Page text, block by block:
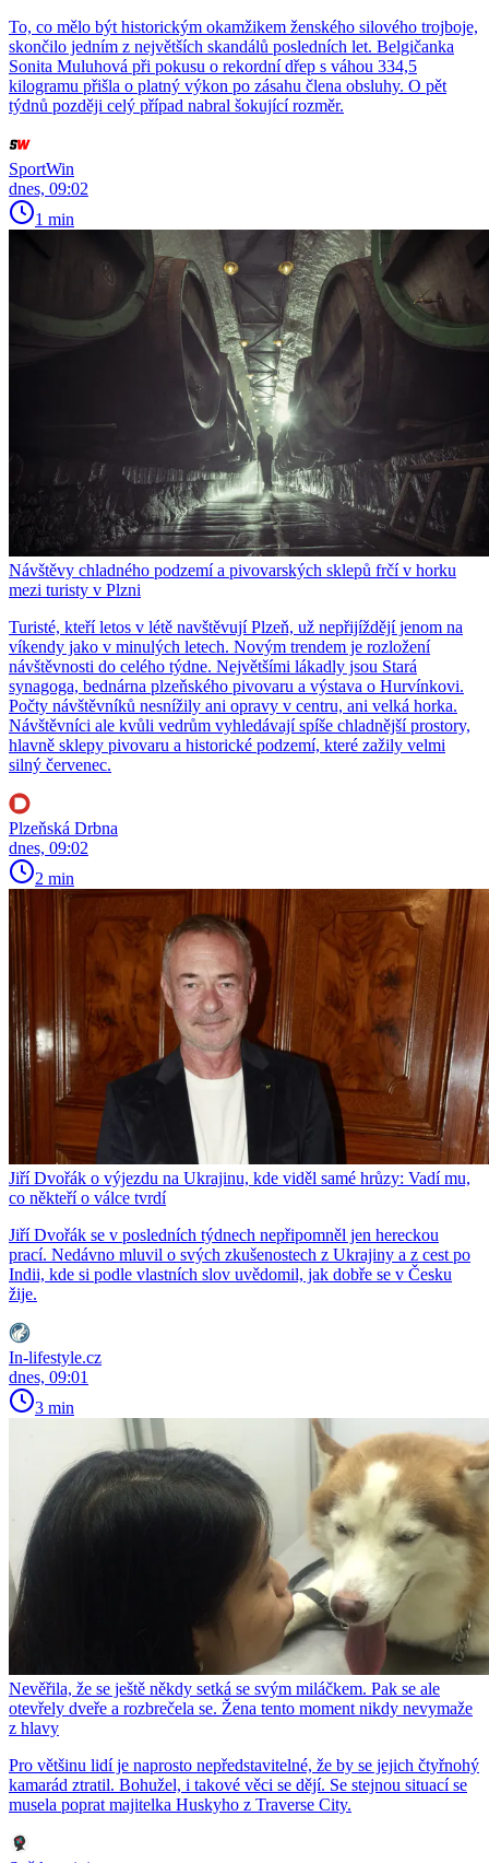
To, co mělo být historickým okamžikem ženského silového trojboje,
skončilo jedním z největších skandálů posledních let. Belgičanka
Sonita Muluhová při pokusu o rekordní dřep s váhou 334,5
kilogramu přišla o platný výkon po zásahu člena obsluhy. O pět
týdnů později celý případ nabral šokující rozměr.
SportWin
dnes, 09:02
1 min
Návštěvy chladného podzemí a pivovarských sklepů frčí v horku
mezi turisty v Plzni
Turisté, kteří letos v létě navštěvují Plzeň, už nepřijíždějí jenom na
víkendy jako v minulých letech. Novým trendem je rozložení
návštěvnosti do celého týdne. Největšími lákadly jsou Stará
synagoga, bednárna plzeňského pivovaru a výstava o Hurvínkovi.
Počty návštěvníků nesnížily ani opravy v centru, ani velká horka.
Návštěvníci ale kvůli vedrům vyhledávají spíše chladnější prostory,
hlavně sklepy pivovaru a historické podzemí, které zažily velmi
silný červenec.
Plzeňská Drbna
dnes, 09:02
2 min
Jiří Dvořák o výjezdu na Ukrajinu, kde viděl samé hrůzy: Vadí mu,
co někteří o válce tvrdí
Jiří Dvořák se v posledních týdnech nepřipomněl jen hereckou
prací. Nedávno mluvil o svých zkušenostech z Ukrajiny a z cest po
Indii, kde si podle vlastních slov uvědomil, jak dobře se v Česku
žije.
In-lifestyle.cz
dnes, 09:01
3 min
Nevěřila, že se ještě někdy setká se svým miláčkem. Pak se ale
otevřely dveře a rozbrečela se. Žena tento moment nikdy nevymaže
z hlavy
Pro většinu lidí je naprosto nepředstavitelné, že by se jejich čtyřnohý
kamarád ztratil. Bohužel, i takové věci se dějí. Se stejnou situací se
musela poprat majitelka Huskyho z Traverse City.